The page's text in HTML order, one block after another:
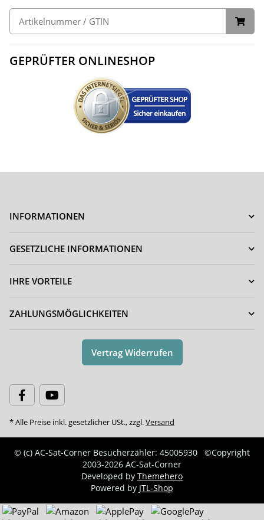
GEPRÜFTER ONLINESHOP
INFORMATIONEN
GESETZLICHE INFORMATIONEN
IHRE VORTEILE
ZAHLUNGSMÖGLICHKEITEN
Vertrag Widerrufen
* Alle Preise inkl. gesetzlicher USt., zzgl.Versand
© (c) AC-Sat-Corner Besucherzähler: 45005930
©Copyright
2003-2026 AC-Sat-Corner
Developed by Themehero
Powered by JTL-Shop